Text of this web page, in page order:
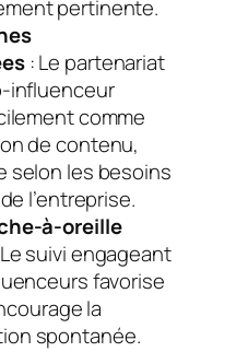
pertinente.
: Le partenariat
influenceur
comme
de contenu,
selon les besoins
l’entreprise.
à-oreille
suivi engageant
favorise
la
spontanée.